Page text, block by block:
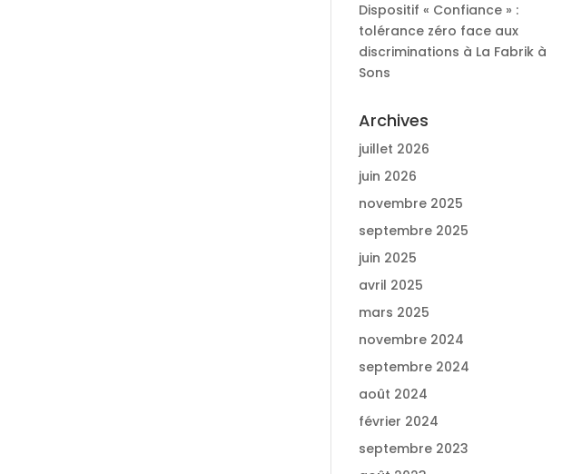
Dispositif « Confiance » :
tolérance zéro face aux
discriminations à La Fabrik à
Sons
Archives
juillet 2026
juin 2026
novembre 2025
septembre 2025
juin 2025
avril 2025
mars 2025
novembre 2024
septembre 2024
août 2024
février 2024
septembre 2023